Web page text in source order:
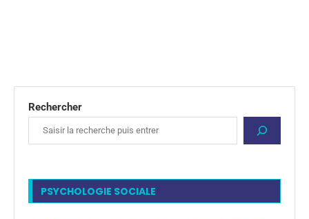
Rechercher
PSYCHOLOGIE SOCIALE